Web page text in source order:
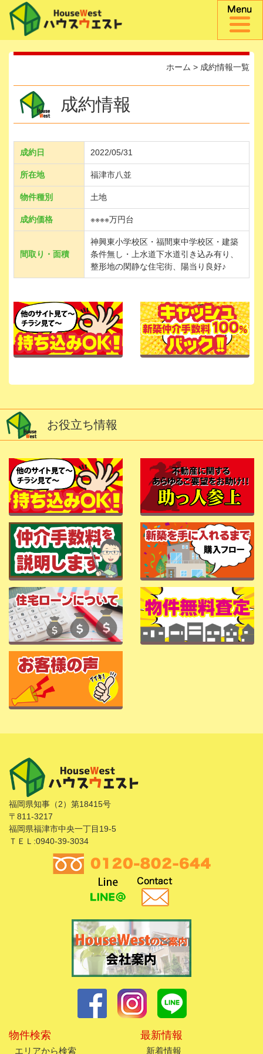
ホーム > 成約情報一覧
成約情報
成約日 2022/05/31
所在地 福津市八並
物件種別 土地
成約価格 ※※※※万円台
間取り・面積
神興東小学校区・福間東中学校区・建築
条件無し・上水道下水道引き込み有り、
整形地の閑静な住宅街、陽当り良好♪
お役立ち情報
福岡県知事（2）第18415号
〒811-3217
福岡県福津市中央一丁目19-5
ＴＥＬ:0940-39-3034
物件検索
エリアから検索
最新情報
新着情報